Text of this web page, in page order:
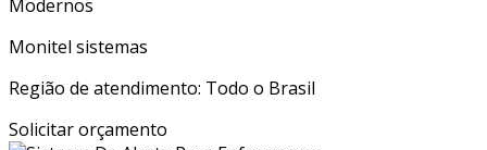
Monitel sistemas
Região de atendimento: Todo o Brasil
Solicitar orçamento